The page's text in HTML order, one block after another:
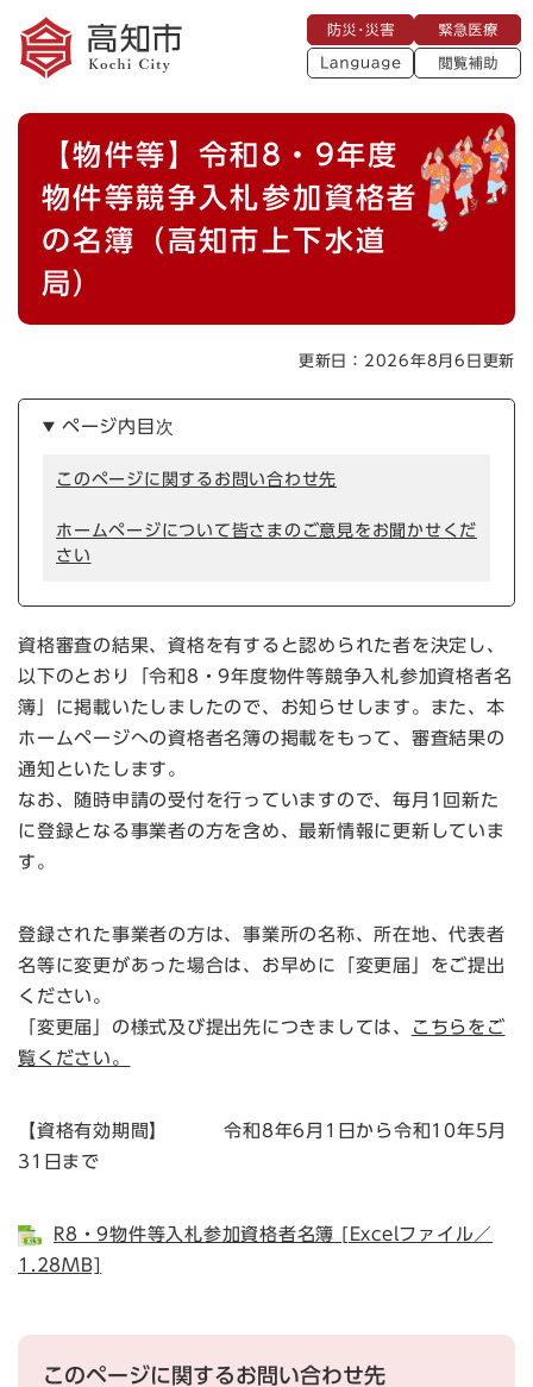
メニューを飛ばして本文へ
災
・
災
急
医
療
L
a
a
g
閲
助
本
【物件等】令和8・9年度
物件等競争入札参加資格者
の名簿（高知市上下水道
局）
更新日：2026年8月6日更新
ページ内目次
このページに関するお問い合わせ先
ホームページについて皆さまのご意見をお聞かせくだ
さい
資格審査の結果、資格を有すると認められた者を決定し、
以下のとおり「令和8・9年度物件等競争入札参加資格者名
簿」に掲載いたしましたので、お知らせします。また、本
ホームページへの資格者名簿の掲載をもって、審査結果の
通知といたします。
なお、随時申請の受付を行っていますので、毎月1回新た
に登録となる事業者の方を含め、最新情報に更新していま
す。
登録された事業者の方は、事業所の名称、所在地、代表者
名等に変更があった場合は、お早めに「変更届」をご提出
ください。
「変更届」の様式及び提出先につきましては、
こちらをご
覧ください。
【資格有効期間】 令和8年6月1日から令和10年5月
31日まで
R8・9物件等入札参加資格者名簿 [Excelファイル／
1.28MB]
このページに関するお問い合わせ先